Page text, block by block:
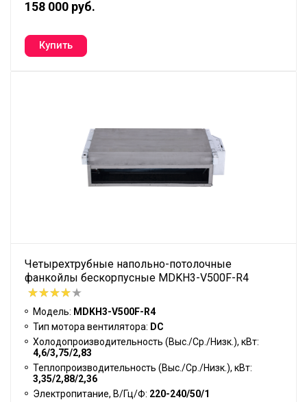
158 000 руб.
Четырехтрубные напольно-потолочные
фанкойлы бескорпусные MDKH3-V500F-R4
Модель: MDKH3-V500F-R4
Тип мотора вентилятора: DC
Холодопроизводительность (Выс./Ср./Низк.), кВт:
4,6/3,75/2,83
Теплопроизводительность (Выс./Ср./Низк.), кВт:
3,35/2,88/2,36
Электропитание, В/Гц/Ф: 220-240/50/1